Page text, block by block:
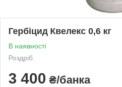
Гербіцид Квелекс 0,6 кг
В наявності
Роздріб
3 400 ₴/банка